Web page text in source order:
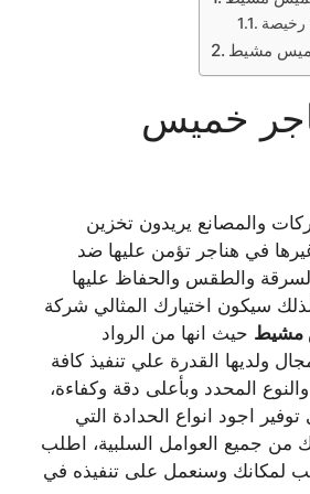
مشيط
خميس
والمصانع يريدون تخزين
في هناجر تؤمن عليها ضد
والطقس والحفاظ عليها
سيكون اختيارك المثالي شركة
مشيط حيث انها من الرواد
ولديها القدرة علي تنفيذ كافة
المحدد وبأعلى دقة وكفاءة،
اجود انواع الحدادة التي
من جميع العوامل السلبية، اطلب
لمكانك وسنعمل على تنفيذه في